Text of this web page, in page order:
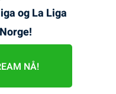
og La Liga
NÅ!